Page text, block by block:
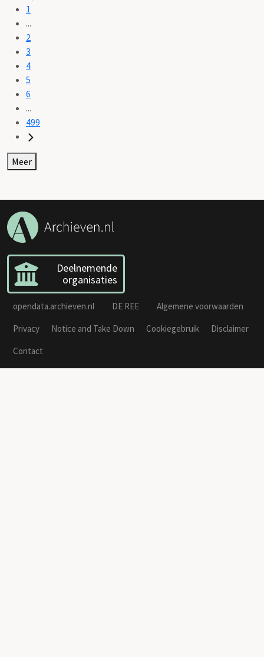
1
...
2
3
4
5
6
...
499
Meer
Deelnemende
organisaties
opendata.archieven.nl DE REE
Algemene voorwaarden
Privacy
Notice and Take Down Cookiegebruik
Disclaimer
Contact